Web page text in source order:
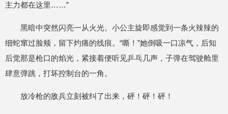
主力都在这里……”
黑暗中突然闪亮一从火光。小公主旋即感觉到一条火辣辣的
细蛇窜过脸颊，留下灼痛的线痕。“嘶！”她倒吸一口凉气，后知
后觉那是枪口的焰光，紧接着便听见乒乓几声，子弹在驾驶舱里
肆意弹跳，打坏控制台的一角。
放冷枪的敌兵立刻被纠了出来，砰！砰！砰！